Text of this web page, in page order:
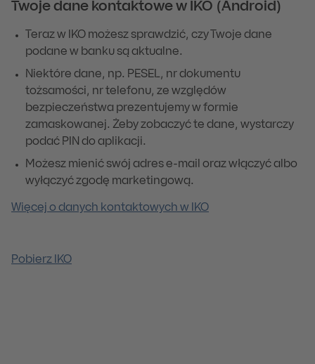
Twoje dane kontaktowe w IKO (Android)
Teraz w IKO możesz sprawdzić, czy Twoje dane
podane w banku są aktualne.
Niektóre dane, np. PESEL, nr dokumentu
tożsamości, nr telefonu, ze względów
bezpieczeństwa prezentujemy w formie
zamaskowanej. Żeby zobaczyć te dane, wystarczy
podać PIN do aplikacji.
Możesz mienić swój adres e-mail oraz włączyć albo
wyłączyć zgodę marketingową.
Więcej o danych kontaktowych w IKO
Pobierz IKO